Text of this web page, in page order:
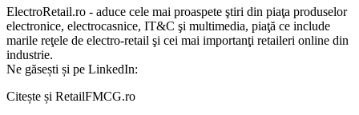
ElectroRetail.ro - aduce cele mai proaspete ştiri din piaţa produselor
electronice, electrocasnice, IT&C şi multimedia, piaţă ce include
marile reţele de electro-retail şi cei mai importanţi retaileri online din
industrie.
Ne găsești și pe LinkedIn:
Citește și RetailFMCG.ro